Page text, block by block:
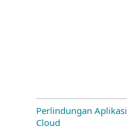
Perlindungan Aplikasi
Cloud